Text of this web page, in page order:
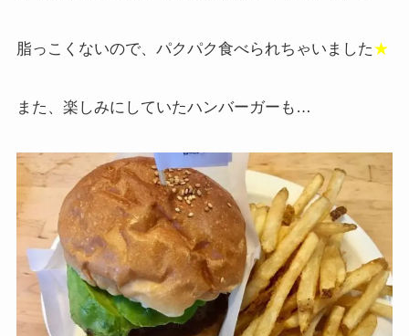
脂っこくないので、パクパク食べられちゃいました★
また、楽しみにしていたハンバーガーも…